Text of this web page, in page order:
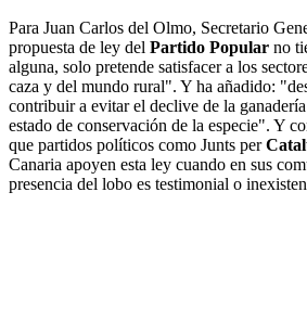
Para Juan Carlos del Olmo, Secretario
propuesta de ley del Partido Popular no
alguna, solo pretende satisfacer a los
caza y del mundo rural". Y ha añadido:
contribuir a evitar el declive de la
estado de conservación de la especie". Y
que partidos políticos como Junts per
Canaria apoyen esta ley cuando en sus
presencia del lobo es testimonial o